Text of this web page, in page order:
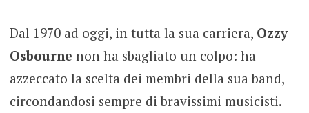
Dal 1970 ad oggi, in tutta la sua carriera, Ozzy
Osbourne non ha sbagliato un colpo: ha
azzeccato la scelta dei membri della sua band,
circondandosi sempre di bravissimi musicisti.